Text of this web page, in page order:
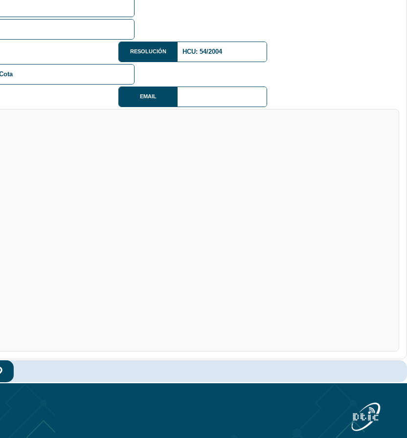
RESOLUCIÓN HCU: 54/2004
EMAIL